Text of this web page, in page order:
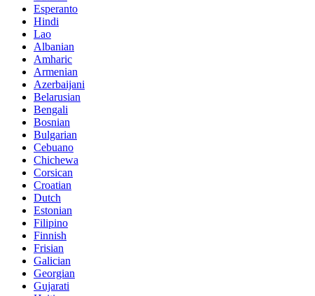
Esperanto
Hindi
Lao
Albanian
Amharic
Armenian
Azerbaijani
Belarusian
Bengali
Bosnian
Bulgarian
Cebuano
Chichewa
Corsican
Croatian
Dutch
Estonian
Filipino
Finnish
Frisian
Galician
Georgian
Gujarati